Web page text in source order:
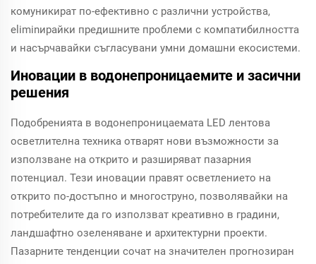
комуникират по-ефективно с различни устройства,
eliminирайки предишните проблеми с компатибилността
и насърчавайки съгласувани умни домашни екосистеми.
Иновации в водонепроницаемите и засични
решения
Подобренията в водонепроницаемата LED лентова
осветлителна техника отварят нови възможности за
използване на открито и разширяват пазарния
потенциал. Тези иновации правят осветлението на
открито по-достъпно и многоструно, позволявайки на
потребителите да го използват креативно в градини,
ландшафтно озеленяване и архитектурни проекти.
Пазарните тенденции сочат на значителен прогнозиран